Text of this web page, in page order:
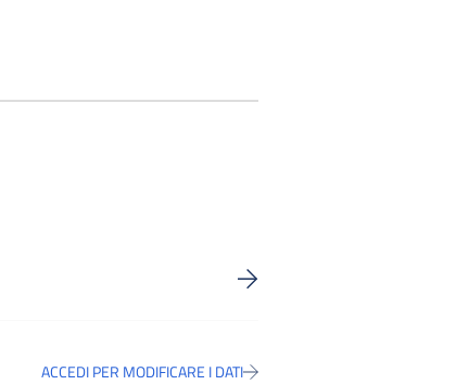
ACCEDI PER MODIFICARE I DATI